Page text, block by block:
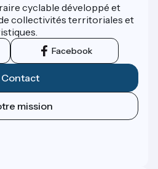
cyclable développé et
de collectivités territoriales et
Facebook
Contact
mission